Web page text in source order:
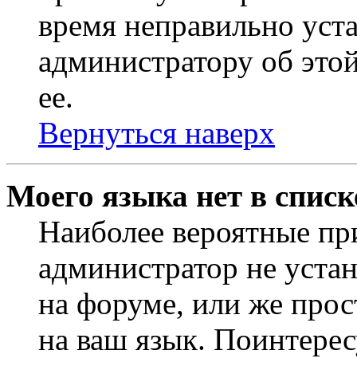
время неправильно
администратору об
ее.
Вернуться наверх
Моего языка нет в
Наиболее вероятные
администратор не
на форуме, или же
на ваш язык.